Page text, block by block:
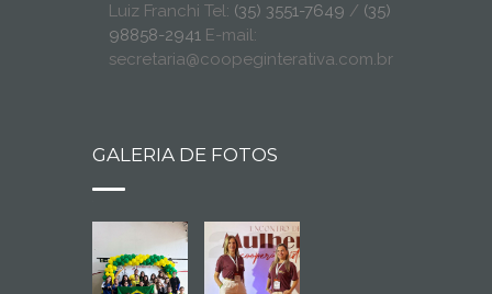
Luiz Franchi Tel: (35) 3551-7649 / (35)
98858-2941 E-mail:
secretaria@coopeginterativa.com.br
GALERIA DE FOTOS